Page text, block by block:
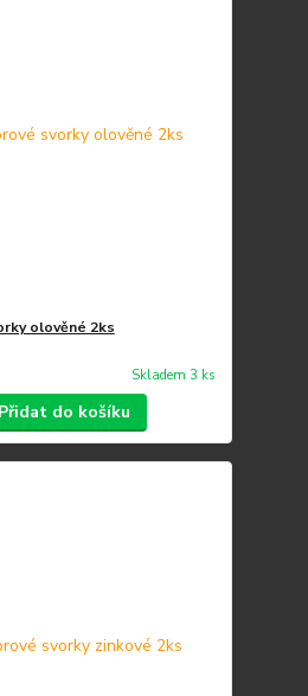
olověné 2ks
Skladem 3 ks
Přidat do košíku